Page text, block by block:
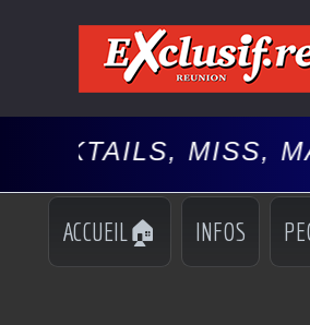
MANNEQUINS,
ACCUEIL🏠 INFOS